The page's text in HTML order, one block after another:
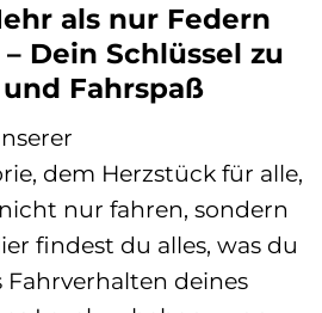
als nur Federn
Dein Schlüssel zu
Fahrspaß
dem Herzstück für alle,
nur fahren, sondern
findest du alles, was du
deines